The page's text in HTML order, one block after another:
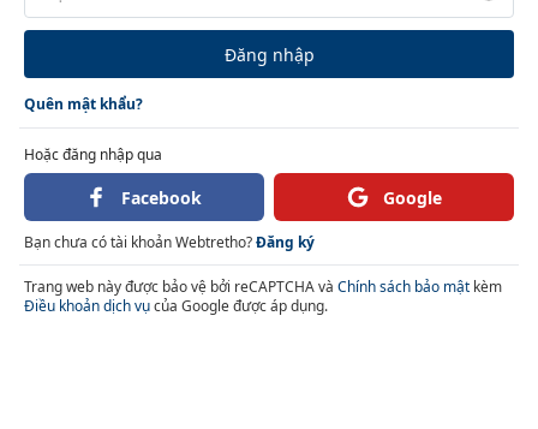
Đăng nhập
Quên mật khẩu?
Hoặc đăng nhập qua
Facebook Google
Bạn chưa có tài khoản Webtretho?Đăng ký
Trang web này được bảo vệ bởi reCAPTCHA và Chính sách bảo mật kèm
Điều khoản dịch vụcủa Google được áp dụng.